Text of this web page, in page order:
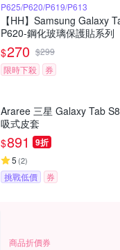
P625/P620/P619/P613
【HH】Samsung Galaxy
P620-鋼化玻璃保護貼系列
$270 $299
限時下殺
券
Araree 三星 Galaxy Tab
吸式皮套
$891 9折
5 (2)
挑戰低價 券
商品折價券